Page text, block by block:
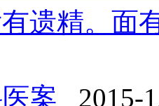
遗精。面
案
2015-